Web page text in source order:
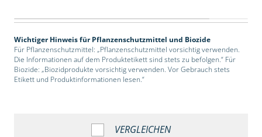
Wichtiger Hinweis für Pflanzenschutzmittel und Biozide
Für Pflanzenschutzmittel: „Pflanzenschutzmittel vorsichtig verwenden.
Die Informationen auf dem Produktetikett sind stets zu befolgen.“ Für
Biozide: „Biozidprodukte vorsichtig verwenden. Vor Gebrauch stets
Etikett und Produktinformationen lesen.“
VERGLEICHEN